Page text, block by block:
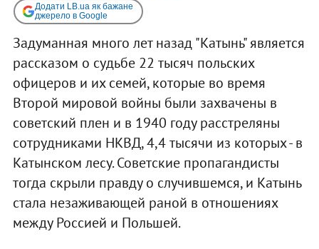
Додати LB.ua як бажане
джерело в Google
Задуманная много лет назад "Катынь" является
рассказом о судьбе 22 тысяч польских
офицеров и их семей, которые во время
Второй мировой войны были захвачены в
советский плен и в 1940 году расстреляны
сотрудниками НКВД, 4,4 тысячи из которых - в
Катынском лесу. Советские пропагандисты
тогда скрыли правду о случившемся, и Катынь
стала незаживающей раной в отношениях
между Россией и Польшей.